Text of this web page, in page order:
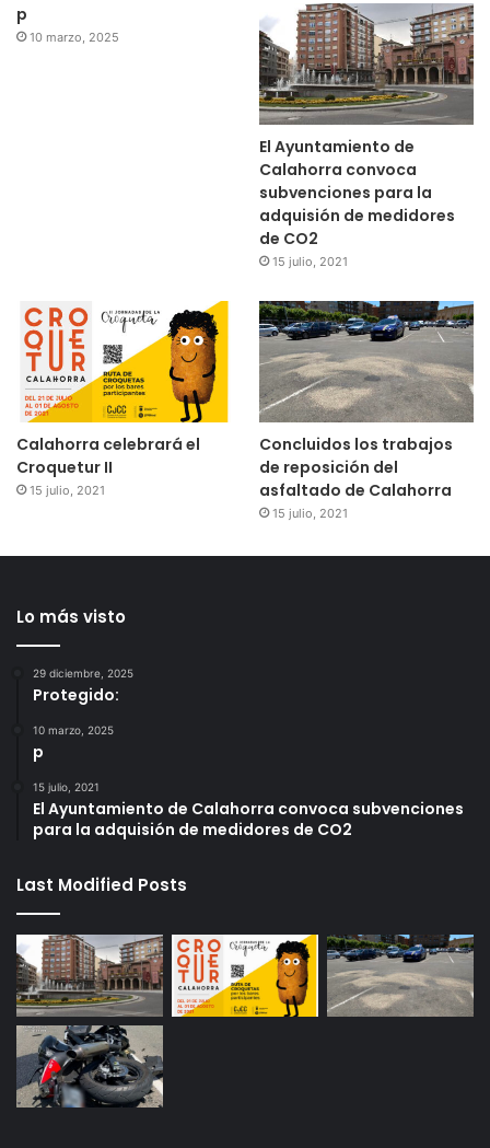
p
10 marzo, 2025
El Ayuntamiento de
Calahorra convoca
subvenciones para la
adquisión de medidores
de CO2
15 julio, 2021
Calahorra celebrará el
Croquetur II
15 julio, 2021
Concluidos los trabajos
de reposición del
asfaltado de Calahorra
15 julio, 2021
Lo más visto
29 diciembre, 2025
Protegido:
10 marzo, 2025
p
15 julio, 2021
El Ayuntamiento de Calahorra convoca subvenciones
para la adquisión de medidores de CO2
Last Modified Posts